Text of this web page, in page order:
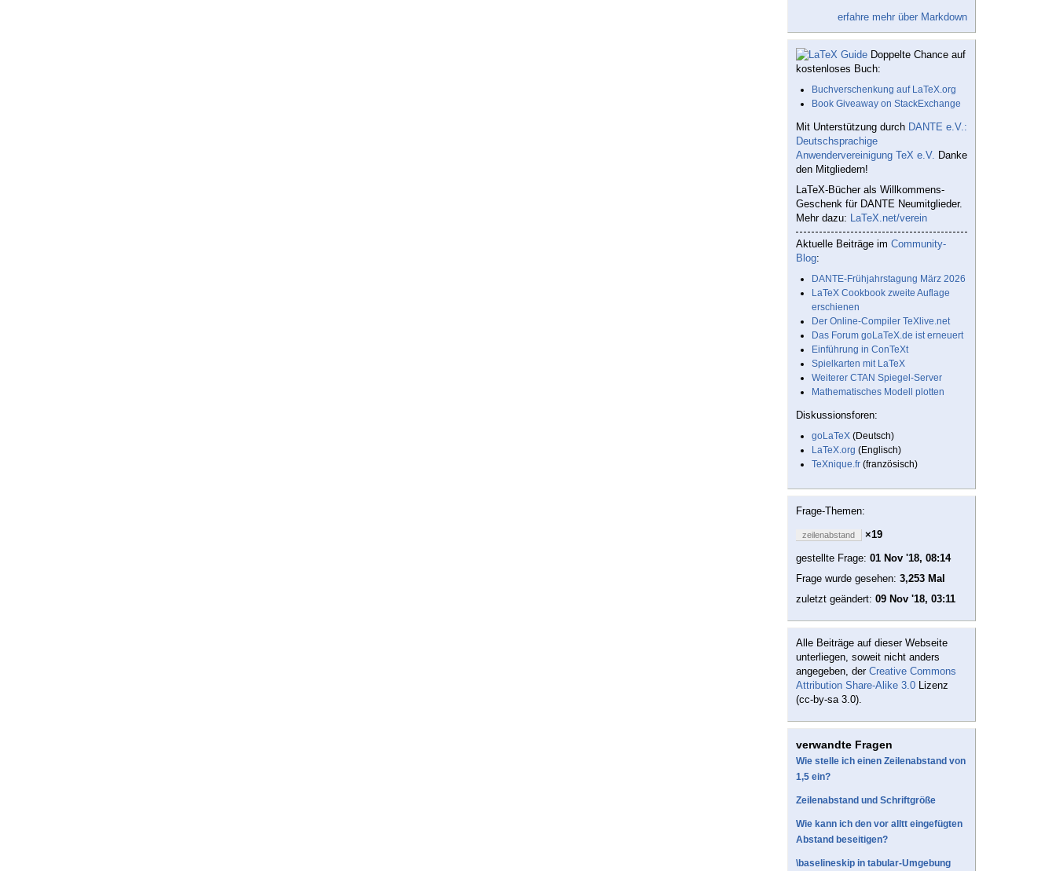
erfahre mehr über Markdown
Doppelte Chance auf
kostenloses Buch:
Buchverschenkung auf LaTeX.org
Book Giveaway on StackExchange
Mit Unterstützung durch DANTE e.V.:
Deutschsprachige
Anwendervereinigung TeX e.V. Danke
den Mitgliedern!
LaTeX-Bücher als Willkommens-
Geschenk für DANTE Neumitglieder.
Mehr dazu: LaTeX.net/verein
Aktuelle Beiträge im Community-
Blog:
DANTE-Frühjahrstagung März 2026
LaTeX Cookbook zweite Auflage
erschienen
Der Online-Compiler TeXlive.net
Das Forum goLaTeX.de ist erneuert
Einführung in ConTeXt
Spielkarten mit LaTeX
Weiterer CTAN Spiegel-Server
Mathematisches Modell plotten
Diskussionsforen:
goLaTeX (Deutsch)
LaTeX.org (Englisch)
TeXnique.fr (französisch)
Frage-Themen:
zeilenabstand
×19
gestellte Frage: 01 Nov '18, 08:14
Frage wurde gesehen: 3,253 Mal
zuletzt geändert: 09 Nov '18, 03:11
Alle Beiträge auf dieser Webseite
unterliegen, soweit nicht anders
angegeben, der Creative Commons
Attribution Share-Alike 3.0 Lizenz
(cc-by-sa 3.0).
verwandte Fragen
Wie stelle ich einen Zeilenabstand von
1,5 ein?
Zeilenabstand und Schriftgröße
Wie kann ich den vor alltt eingefügten
Abstand beseitigen?
\baselineskip in tabular-Umgebung